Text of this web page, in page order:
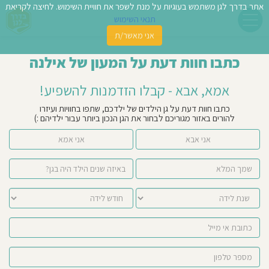
כתבו חוות דעת על המעון של אילנה
אמא, אבא - קבלו הזדמנות להשפיע!
כתבו חוות דעת על גן הילדים של ילדכם, שתפו בחוויות ועיזרו
להורים באזור מגוריכם לבחור את הגן הנכון ביותר עבור ילדיהם :)
אני אמא אני אבא
אתר בדרך לגן משתמש בעוגיות על מנת לשפר את חוויית השימוש. לחיצה לקריאת
תנאי השימוש
אני מאשר/ת